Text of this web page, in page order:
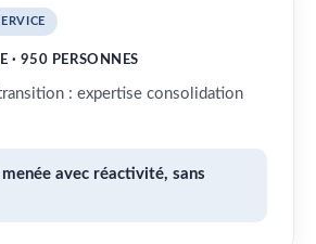
· 950 PERSONNES
: expertise consolidation
avec réactivité, sans